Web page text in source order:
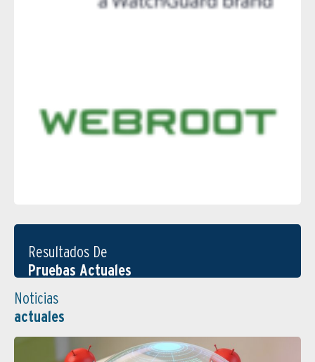
Resultados De
Pruebas Actuales
Noticias
actuales